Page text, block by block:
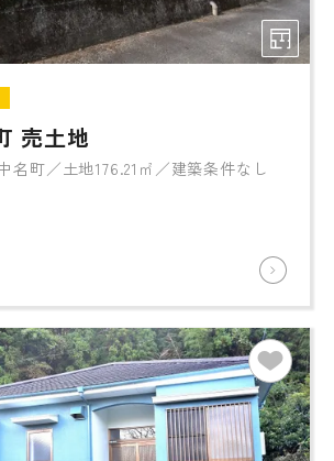
売土地
名町／土地176.21㎡／建築条件なし